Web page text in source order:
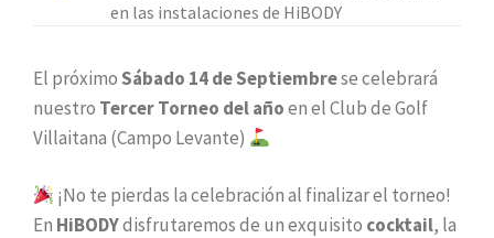
en las instalaciones de HiBODY
El próximoSábado 14 de Septiembrese celebrará
nuestro Tercer Torneo del añoen el Club de Golf
Villaitana (Campo Levante)
¡No te pierdas la celebración al finalizar el torneo!
En HiBODYdisfrutaremos de un exquisito cocktail, la